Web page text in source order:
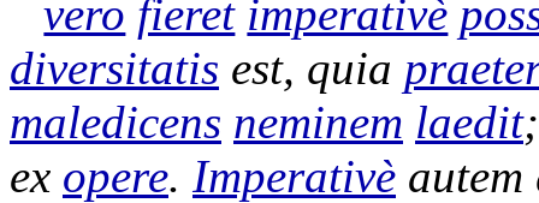
vero fieret imperativè
diversitatis est, quia
maledicens neminem laedit
ex opere. Imperativè